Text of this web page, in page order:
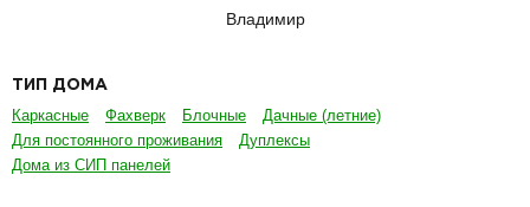
Владимир
ТИП ДОМА
Каркасные Фахверк Блочные
Дачные (летние)
Для постоянного проживания
Дуплексы
Дома из СИП панелей